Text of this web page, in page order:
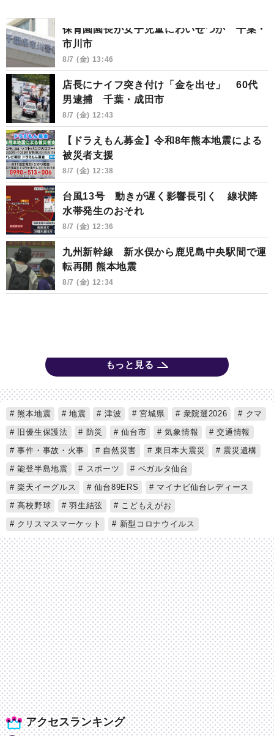
保育園園長が女子児童にわいせつか 千葉・
市川市
8/7 (金) 13:46
店長にナイフ突き付け「金を出せ」 60代
男逮捕 千葉・成田市
8/7 (金) 12:43
【ドラえもん募金】令和8年熊本地震による
被災者支援
8/7 (金) 12:38
台風13号 動きが遅く影響長引く 線状降
水帯発生のおそれ
8/7 (金) 12:36
九州新幹線 新水俣から鹿児島中央駅間で運
転再開 熊本地震
8/7 (金) 12:34
もっと見る
アクセスランキング
熊本地震 地震 津波 宮城県 衆院選2026
クマ
旧優生保護法
防災 仙台市 気象情報
交通情報
事件・事故・火事
自然災害 東日本大震災
震災遺構
能登半島地震
スポーツ
ベガルタ仙台
楽天イーグルス
仙台89ERS
マイナビ仙台レディース
高校野球
羽生結弦
こどもえがお
クリスマスマーケット
新型コロナウイルス